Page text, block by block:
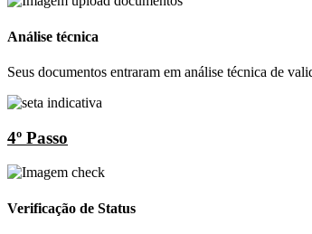
Análise técnica
Seus documentos entraram em análise técnica de
4º Passo
Verificação de Status